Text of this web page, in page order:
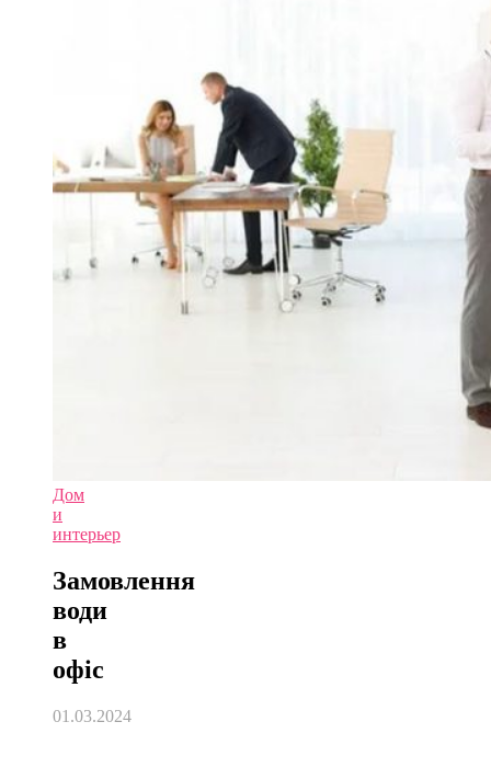
Дом
и
интерьер
Замовлення
води
в
офіс
01.03.2024